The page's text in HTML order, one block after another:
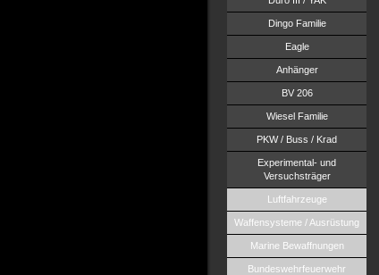
Dingo Familie
Eagle
Anhänger
BV 206
Wiesel Familie
PKW / Buss / Krad
Experimental- und
Versuchsträger
Luftfahrzeuge
Waffensysteme / Ausrüstung
Marine Bewaffnungen
Bundeswehrfeuerwehr